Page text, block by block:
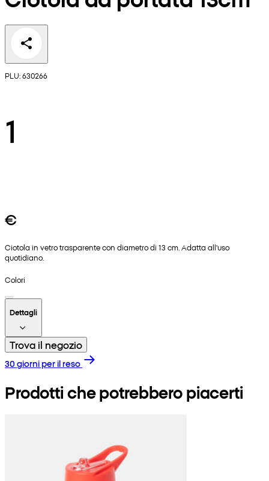
PLU: 630266
1
€
Ciotola in vetro trasparente con diametro di 13 cm. Adatta all'uso
quotidiano.
Colori
Dettagli
Trova il negozio
30 giorni per il reso
Prodotti che potrebbero piacerti